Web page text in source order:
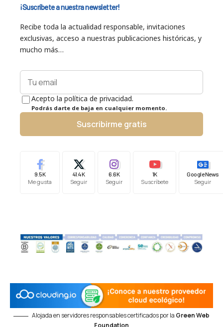
¡Suscríbete a nuestra newsletter!
Recibe toda la actualidad responsable, invitaciones
exclusivas, acceso a nuestras publicaciones históricas, y
mucho más…
Acepto la política de privacidad.
Podrás darte de baja en cualquier momento.
Suscribirme gratis
9.5K
Me gusta
41.4K
Seguir
6.6K
Seguir
1K
Suscríbete
Google News
Seguir
Alojada en servidores responsables certificados por la Green Web